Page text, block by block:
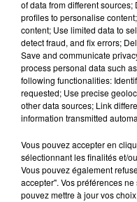
Musique
6 août
«
La
of data from different
profiles to personalise
content; Use limited data to
detect fraud, and fix errors;
Save and communicate
process personal data such
following functionalities:
requested; Use precise
other data sources; Link
information transmitted
Vous pouvez accepter en
sélectionnant les finalités et/
Vous pouvez également
accepter". Vos préférences
pouvez mettre à jour vos